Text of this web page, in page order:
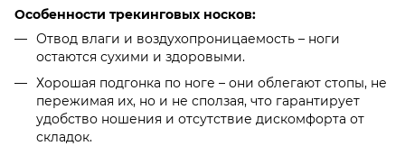
Особенности трекинговых носков:
Отвод влаги и воздухопроницаемость – ноги
остаются сухими и здоровыми.
Хорошая подгонка по ноге – они облегают стопы, не
пережимая их, но и не сползая, что гарантирует
удобство ношения и отсутствие дискомфорта от
складок.